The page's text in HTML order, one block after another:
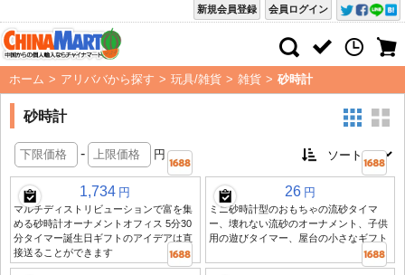
会員ログイン
新規会員登録
ホーム > アリババから探す > 玩具/雑貨 > 雑貨 > 砂時計
砂時計
- 円
1,734 円
マルチディストリビューションで富を集
める砂時計オーナメントオフィス 5分30
分タイマー誕生日ギフトのアイデアは直
接送ることができます
26 円
ミニ砂時計型のおもちゃの流砂タイマ
ー、壊れない流砂のオーナメント、子供
用の遊びタイマー、屋台の小さなギフト